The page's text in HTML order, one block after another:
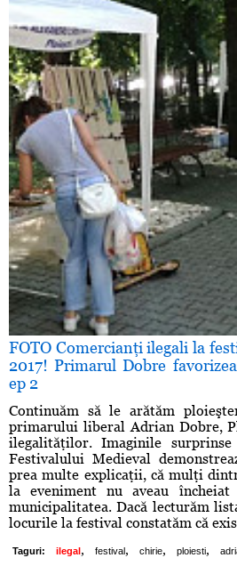
FOTO Comercianţi ilegali la
2017! Primarul Dobre
ep 2
Continuăm să le arătăm
primarului liberal Adrian Dobre,
ilegalităţilor. Imaginile
Festivalului Medieval
prea multe explicaţii, că mulţi
la eveniment nu aveau
municipalitatea. Dacă lecturăm
locurile la festival constatăm că
Taguri: ilegal , festival , chirie, ploiesti,